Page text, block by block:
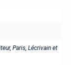
, Paris, Lécrivain et